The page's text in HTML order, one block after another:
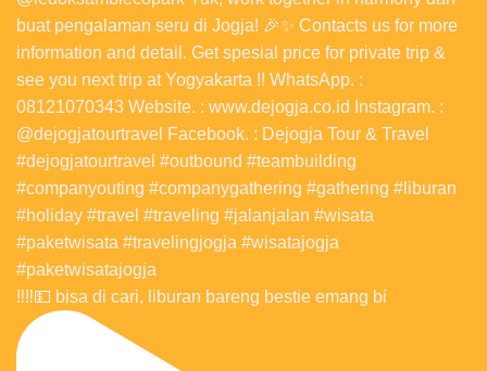
‼️‼️💵 bisa di cari, liburan bareng bestie emang bi